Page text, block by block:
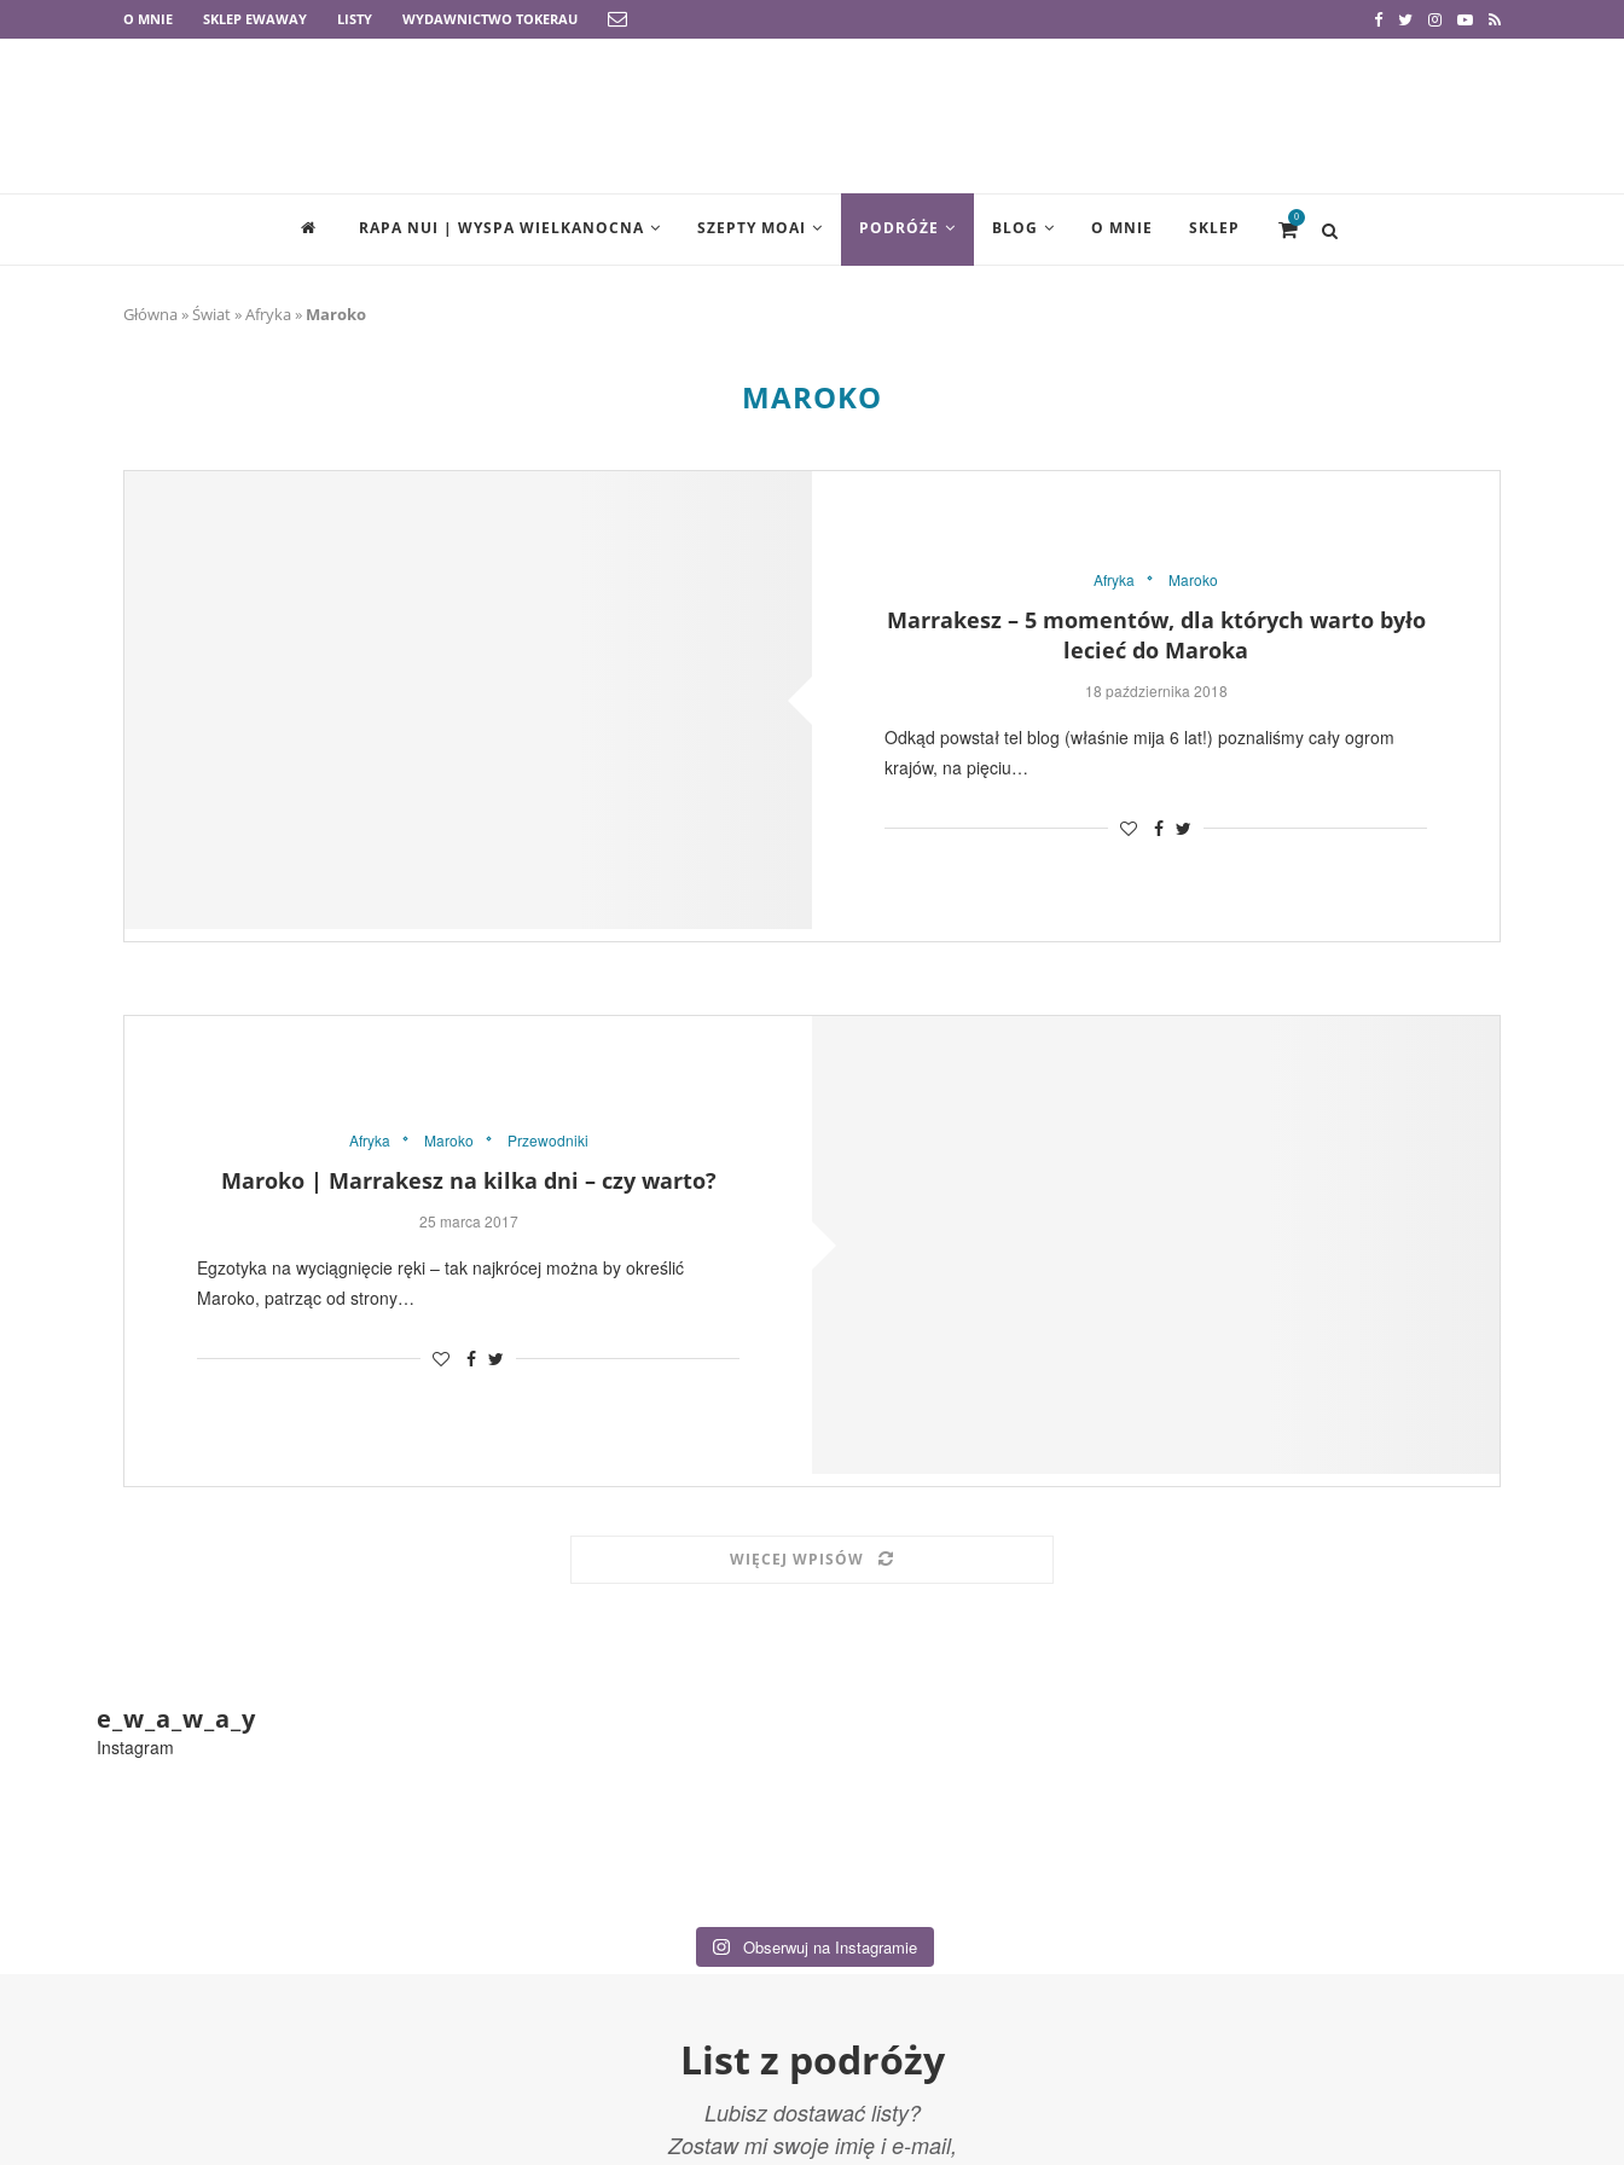
O MNIE SKLEP EWAWAY LISTY WYDAWNICTWO TOKERAU
RAPA NUI | WYSPA WIELKANOCNA SZEPTY MOAI PODRÓŻE BLOG O MNIE SKLEP
0
Główna »Świat»Afryka » Maroko
MAROKO
Afryka Maroko
Marrakesz – 5 momentów, dla których warto było
lecieć do Maroka
18 października 2018
Odkąd powstał tel blog (właśnie mija 6 lat!) poznaliśmy cały ogrom
krajów, na pięciu…
Afryka Maroko Przewodniki
Maroko | Marrakesz na kilka dni – czy warto?
25 marca 2017
Egzotyka na wyciągnięcie ręki – tak najkrócej można by określić
Maroko, patrząc od strony…
WIĘCEJ WPISÓW
e_w_a_w_a_y
Instagram
Obserwuj na Instagramie
List z podróży
Lubisz dostawać listy?
Zostaw mi swoje imię i e-mail,